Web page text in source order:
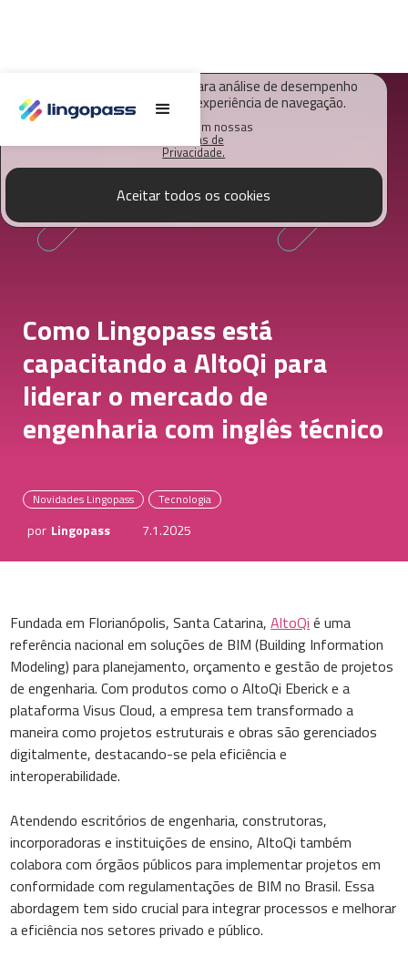
O Lingopass utiliza cookies para análise de desempenho
deste site e melhorar sua experiência de navegação.
Saiba mais em nossas
Políticas de
Privacidade.
Aceitar todos os cookies
Como Lingopass está
capacitando a AltoQi para
liderar o mercado de
engenharia com inglês técnico
Novidades Lingopass Tecnologia
por Lingopass 7.1.2025
Fundada em Florianópolis, Santa Catarina,AltoQi é uma
referência nacional em soluções de BIM (Building Information
Modeling) para planejamento, orçamento e gestão de projetos
de engenharia. Com produtos como o AltoQi Eberick e a
plataforma Visus Cloud, a empresa tem transformado a
maneira como projetos estruturais e obras são gerenciados
digitalmente, destacando-se pela eficiência e
interoperabilidade.
Atendendo escritórios de engenharia, construtoras,
incorporadoras e instituições de ensino, AltoQi também
colabora com órgãos públicos para implementar projetos em
conformidade com regulamentações de BIM no Brasil. Essa
abordagem tem sido crucial para integrar processos e melhorar
a eficiência nos setores privado e público.